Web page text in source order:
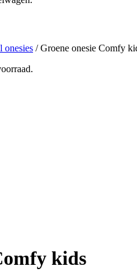
onesies / Groene onesie Comfy
kids